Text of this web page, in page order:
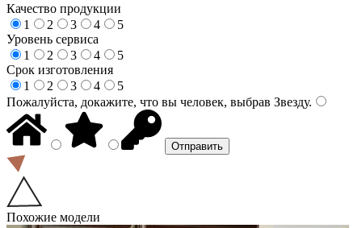
Качество продукции
1
2 3 4
5
Уровень сервиса
1
2 3 4
5
Срок изготовления
1
2 3 4
5
Пожалуйста, докажите, что вы человек, выбрав Звезду.
Похожие модели